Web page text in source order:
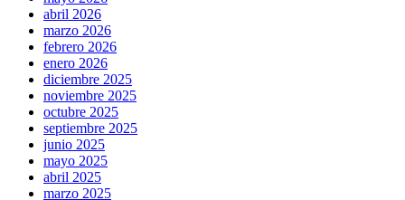
abril 2026
marzo 2026
febrero 2026
enero 2026
diciembre 2025
noviembre 2025
octubre 2025
septiembre 2025
junio 2025
mayo 2025
abril 2025
marzo 2025